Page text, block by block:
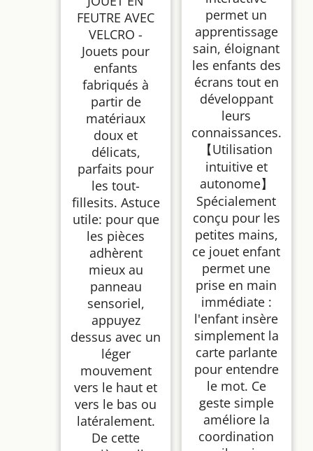
FEUTRE AVEC
VELCRO -
Jouets pour
enfants
fabriqués à
partir de
matériaux
doux et
délicats,
parfaits pour
les tout-
fillesits. Astuce
utile: pour que
les pièces
adhèrent
mieux au
panneau
sensoriel,
appuyez
dessus avec un
léger
mouvement
vers le haut et
vers le bas ou
latéralement.
De cette
permet un
apprentissage
sain, éloignant
les enfants des
écrans tout en
développant
leurs
connaissances.
【Utilisation
intuitive et
autonome】
Spécialement
conçu pour les
petites mains,
ce jouet enfant
permet une
prise en main
immédiate :
l'enfant insère
simplement la
carte parlante
pour entendre
le mot. Ce
geste simple
améliore la
coordination